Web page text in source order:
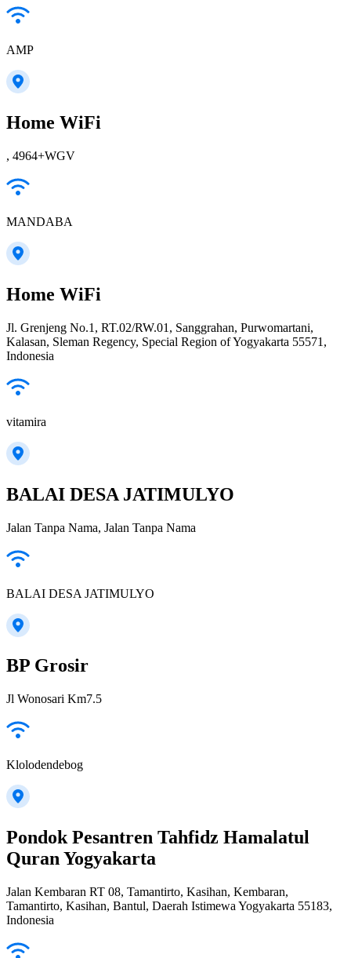
AMP
Home WiFi
, 4964+WGV
MANDABA
Home WiFi
Jl. Grenjeng No.1, RT.02/RW.01, Sanggrahan, Purwomartani,
Kalasan, Sleman Regency, Special Region of Yogyakarta 55571,
Indonesia
vitamira
BALAI DESA JATIMULYO
Jalan Tanpa Nama, Jalan Tanpa Nama
BALAI DESA JATIMULYO
BP Grosir
Jl Wonosari Km7.5
Klolodendebog
Pondok Pesantren Tahfidz Hamalatul
Quran Yogyakarta
Jalan Kembaran RT 08, Tamantirto, Kasihan, Kembaran,
Tamantirto, Kasihan, Bantul, Daerah Istimewa Yogyakarta 55183,
Indonesia